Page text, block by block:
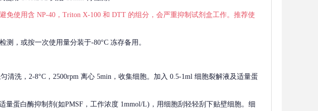
免使用含 NP-40，Triton X-100 和 DTT 的组分，会严重抑制试剂盒工作。推荐使
测，或按一次使用量分装于-80°C 冻存备用。
清洗，2-8°C，2500rpm 离心 5min，收集细胞。加入 0.5-1ml 细胞裂解液及适量蛋
量蛋白酶抑制剂(如PMSF，工作浓度 1mmol/L)，用细胞刮轻轻刮下贴壁细胞。细